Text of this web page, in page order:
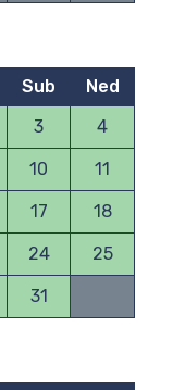
Sub
Ned
3 4
10 11
17 18
24 25
31